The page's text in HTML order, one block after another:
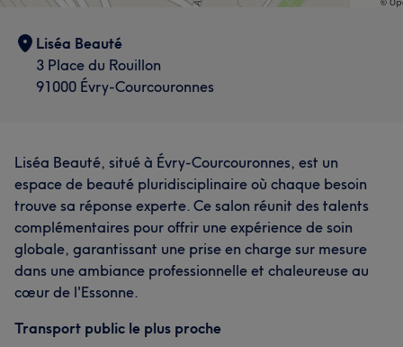
Liséa Beauté
3 Place du Rouillon
91000 Évry-Courcouronnes
Liséa Beauté, situé à Évry-Courcouronnes, est un
espace de beauté pluridisciplinaire où chaque besoin
trouve sa réponse experte. Ce salon réunit des talents
complémentaires pour offrir une expérience de soin
globale, garantissant une prise en charge sur mesure
dans une ambiance professionnelle et chaleureuse au
cœur de l'Essonne.
Transport public le plus proche